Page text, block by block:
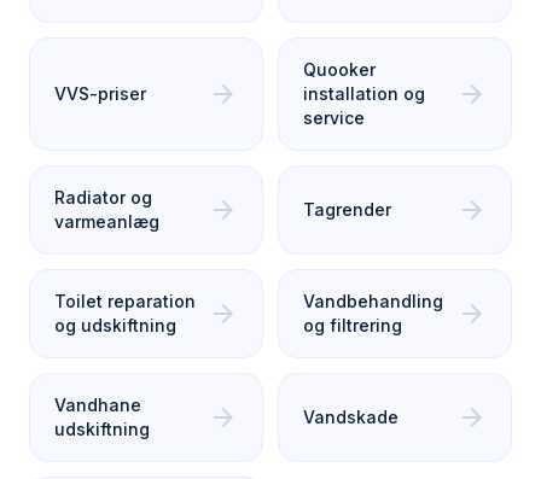
VVS-priser arrow_forward
Quooker
installation og
service
arrow_forward
Radiator og
varmeanlæg
arrow_forward Tagrender arrow_forward
Toilet reparation
og udskiftning
arrow_forward
Vandbehandling
og filtrering
arrow_forward
Vandhane
udskiftning
arrow_forward Vandskade arrow_forward